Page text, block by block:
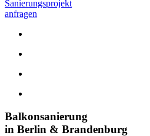
Sanierungsprojekt
anfragen
Balkonsanierung
in Berlin & Brandenburg